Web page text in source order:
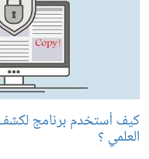
كيف أستخدم برنامج
العلمي ؟